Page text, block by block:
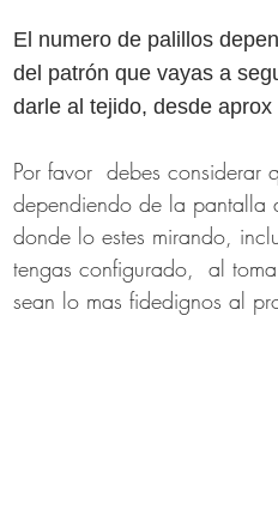
El numero de palillos
del patrón que vayas a
darle al tejido, desde
Por favor debes considerar
dependiendo de la
donde lo estes mirando,
tengas configurado, al
sean lo mas fidedignos al